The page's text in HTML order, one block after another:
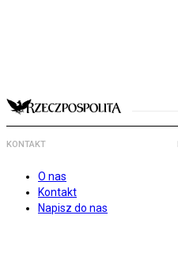
KONTAKT
O nas
Kontakt
Napisz do nas